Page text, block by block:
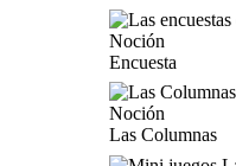
Encuesta
Las Columnas